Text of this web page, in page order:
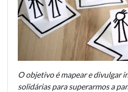
O objetivo é mapear e divulgar
solidárias para superarmos a